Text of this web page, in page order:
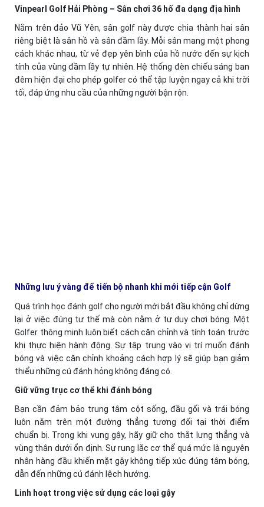
Vinpearl Golf Hải Phòng – Sân chơi 36 hố đa dạng địa hình
Nằm trên đảo Vũ Yên, sân golf này được chia thành hai sân
riêng biệt là sân hồ và sân đầm lầy. Mỗi sân mang một phong
cách khác nhau, từ vẻ đẹp yên bình của hồ nước đến sự kịch
tính của vùng đầm lầy tự nhiên. Hệ thống đèn chiếu sáng ban
đêm hiện đại cho phép golfer có thể tập luyện ngay cả khi trời
tối, đáp ứng nhu cầu của những người bận rộn.
Những lưu ý vàng để tiến bộ nhanh khi mới tiếp cận Golf
Quá trình học đánh golf cho người mới bắt đầu không chỉ dừng
lại ở việc đúng tư thế mà còn nằm ở tư duy chơi bóng. Một
Golfer thông minh luôn biết cách căn chỉnh và tính toán trước
khi thực hiện hành động. Sự tập trung vào vị trí muốn đánh
bóng và việc căn chỉnh khoảng cách hợp lý sẽ giúp bạn giảm
thiểu những cú đánh hỏng không đáng có.
Giữ vững trục cơ thể khi đánh bóng
Bạn cần đảm bảo trung tâm cột sống, đầu gối và trái bóng
luôn nằm trên một đường thẳng tương đối tại thời điểm
chuẩn bị. Trong khi vung gậy, hãy giữ cho thắt lưng thẳng và
vùng thân dưới ổn định. Sự rung lắc cơ thể quá mức là nguyên
nhân hàng đầu khiến mặt gậy không tiếp xúc đúng tâm bóng,
dẫn đến những cú đánh lệch hướng.
Linh hoạt trong việc sử dụng các loại gậy